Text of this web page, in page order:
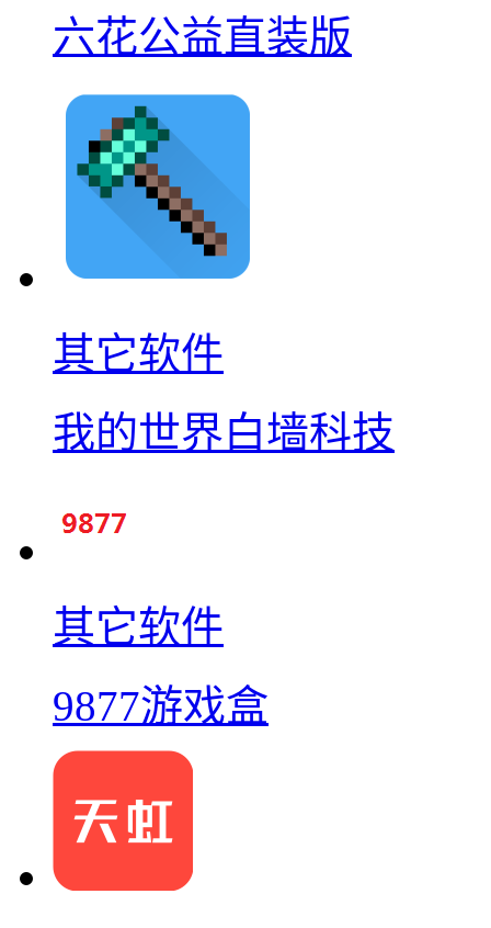
六花公益直装版
其它软件
我的世界白墙科技
其它软件
9877游戏盒